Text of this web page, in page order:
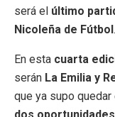
será el último
Nicoleña de Fútbol.
En esta cuarta
serán La Emilia y
que ya supo
dos oportunidades